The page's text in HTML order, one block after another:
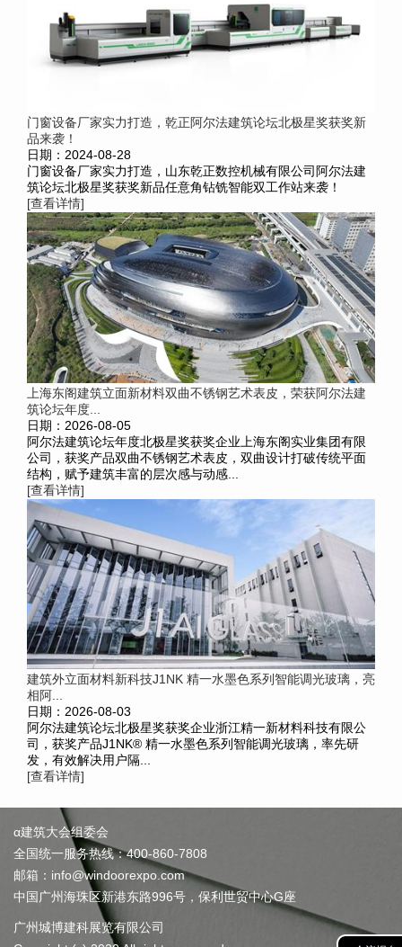
门窗设备厂家实力打造，乾正阿尔法建筑论坛北极星奖获奖新
品来袭！
日期：2024-08-28
门窗设备厂家实力打造，山东乾正数控机械有限公司阿尔法建
筑论坛北极星奖获奖新品任意角钻铣智能双工作站来袭！
[查看详情]
上海东阁建筑立面新材料双曲不锈钢艺术表皮，荣获阿尔法建
筑论坛年度...
日期：2026-08-05
阿尔法建筑论坛年度北极星奖获奖企业上海东阁实业集团有限
公司，获奖产品双曲不锈钢艺术表皮，双曲设计打破传统平面
结构，赋予建筑丰富的层次感与动感...
[查看详情]
建筑外立面材料新科技J1NK 精一水墨色系列智能调光玻璃，亮
相阿...
日期：2026-08-03
阿尔法建筑论坛北极星奖获奖企业浙江精一新材料科技有限公
司，获奖产品J1NK® 精一水墨色系列智能调光玻璃，率先研
发，有效解决用户隔...
[查看详情]
α建筑大会组委会
全国统一服务热线：400-860-7808
邮箱：info@windoorexpo.com
中国广州海珠区新港东路996号，保利世贸中心G座
广州城博建科展览有限公司